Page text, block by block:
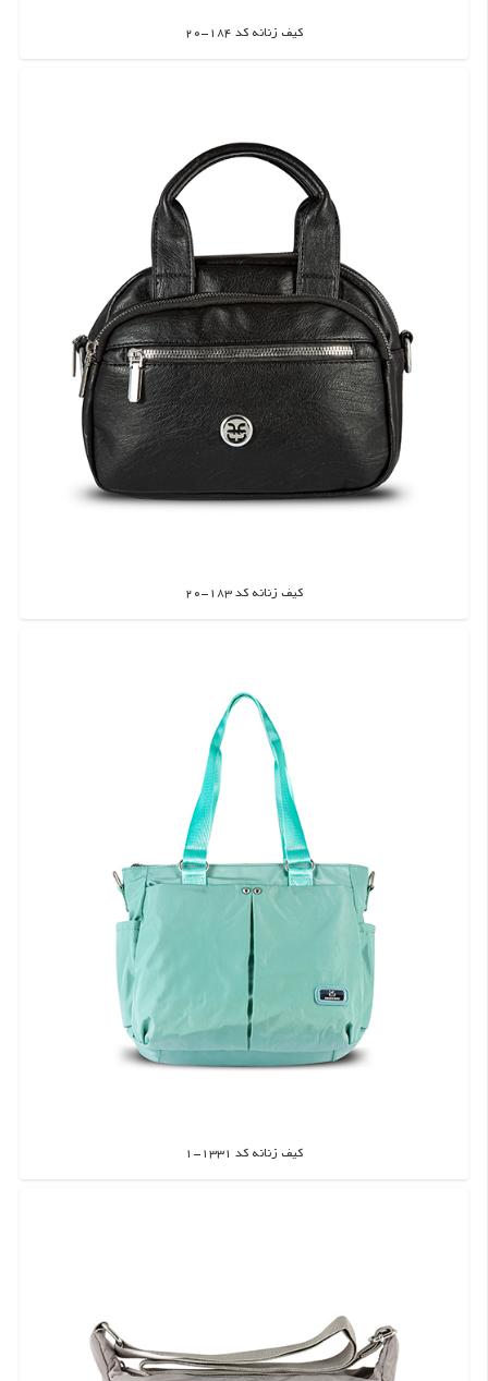
کیف زنانه کد 184-20
اطلاعات بیشتر
کیف زنانه کد 183-20
اطلاعات بیشتر
کیف زنانه کد 1331-1
اطلاعات بیشتر